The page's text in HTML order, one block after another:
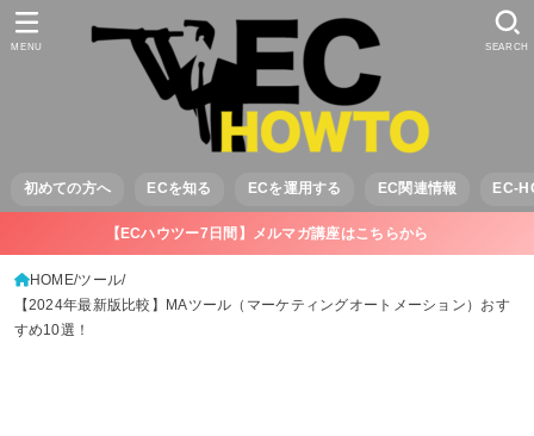
初めての方へ ECを知る ECを運用する EC関連情報 EC-
SEARCH
MENU
【ECハウツー7日間】メルマガ講座はこちらから
HOME ツール
【2024年最新版比較】MAツール（マーケティングオートメーション）おす
すめ10選！